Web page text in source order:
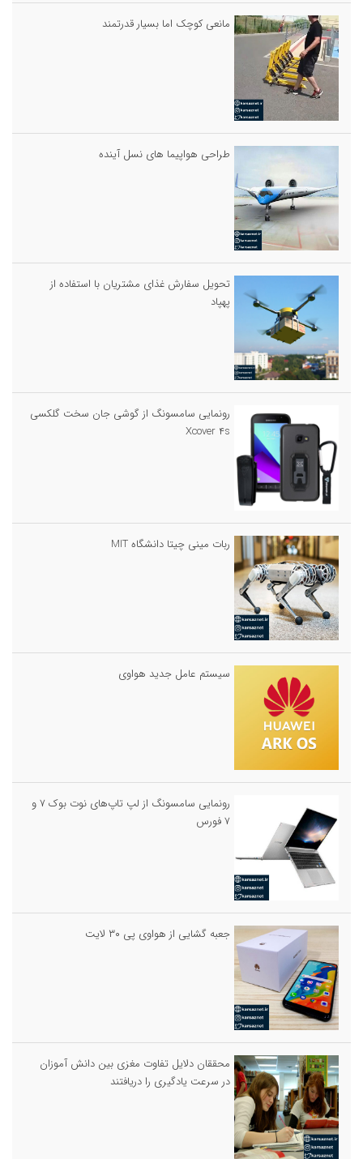
مانعی کوچک اما بسیار قدرتمند
طراحی هواپیما های نسل آینده
تحویل سفارش غذای مشتریان با استفاده از
پهپاد
رونمایی سامسونگ از گوشی جان سخت گلکسی
Xcover ۴s
ربات مینی چیتا دانشگاه MIT
سیستم عامل جدید هواوی
رونمایی سامسونگ از لپ تاپ‌های نوت بوک ۷ و
۷ فورس
جعبه گشایی از هواوی پی ۳۰ لایت
محققان دلایل تفاوت مغزی بین دانش آموزان
در سرعت یادگیری را دریافتند